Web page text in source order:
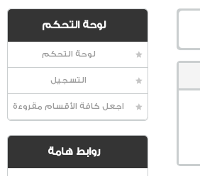
لوحة التحكم
لوحة التحكم
التسجيل
اجعل كافة الأقسام مقروءة
روابط هامة